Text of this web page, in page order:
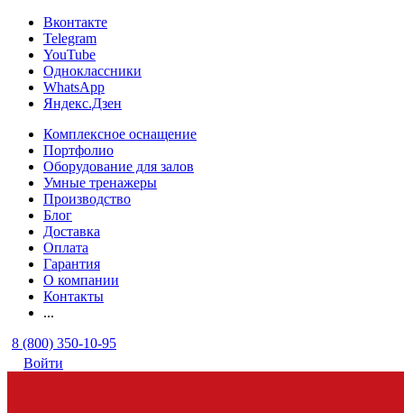
Вконтакте
Telegram
YouTube
Одноклассники
WhatsApp
Яндекс.Дзен
Комплексное оснащение
Портфолио
Оборудование для залов
Умные тренажеры
Производство
Блог
Доставка
Оплата
Гарантия
О компании
Контакты
...
8 (800) 350-10-95
Войти